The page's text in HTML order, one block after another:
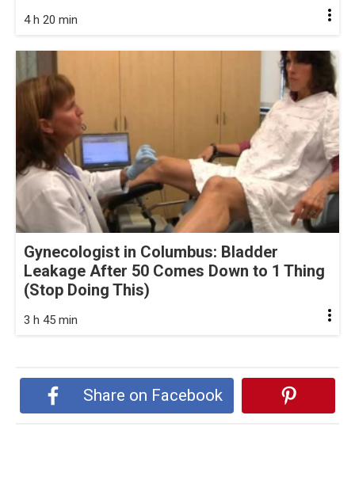
4 h 20 min
Gynecologist in Columbus: Bladder
Leakage After 50 Comes Down to 1 Thing
(Stop Doing This)
3 h 45 min
Share on Facebook